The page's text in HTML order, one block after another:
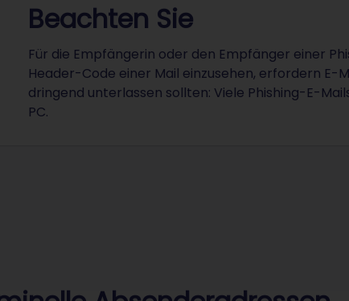
Beachten Sie
Für die Empfängerin oder den Empfänger einer
Header-Code einer Mail einzusehen, erfordern
dringend unterlassen sollten: Viele Phishing-E-
PC.